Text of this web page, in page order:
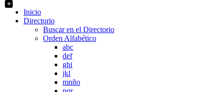
Inicio
Directorio
Buscar en el Directorio
Orden Alfabético
abc
def
ghi
jkl
mnño
+